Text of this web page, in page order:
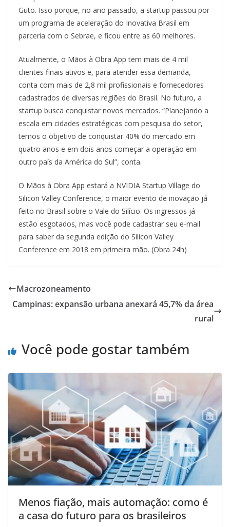
Guto. Isso porque, no ano passado, a startup passou por
um programa de aceleração do Inovativa Brasil em
parceria com o Sebrae, e ficou entre as 60 melhores.
Atualmente, o Mãos à Obra App tem mais de 4 mil
clientes finais ativos e, para atender essa demanda,
conta com mais de 2,8 mil profissionais e fornecedores
cadastrados de diversas regiões do Brasil. No futuro, a
startup busca conquistar novos mercados. “Planejando a
escala em cidades estratégicas com pesquisa do setor,
temos o objetivo de conquistar 40% do mercado em
quatro anos e em dois anos começar a operação em
outro país da América do Sul”, conta.
O Mãos à Obra App estará a NVIDIA Startup Village do
Silicon Valley Conference, o maior evento de inovação já
feito no Brasil sobre o Vale do Silício. Os ingressos já
estão esgotados, mas você pode cadastrar seu e-mail
para saber da segunda edição do Silicon Valley
Conference em 2018 em primeira mão. (Obra 24h)
Macrozoneamento
Campinas: expansão urbana anexará 45,7% da área
rural
Você pode gostar também
Menos fiação, mais automação: como é
a casa do futuro para os brasileiros